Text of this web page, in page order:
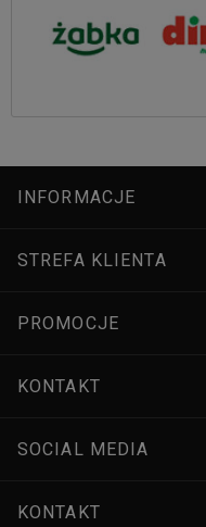
INFORMACJE
STREFA KLIENTA
PROMOCJE
KONTAKT
SOCIAL MEDIA
KONTAKT